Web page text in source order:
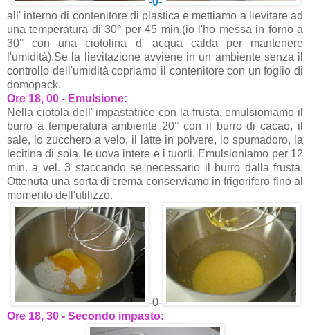
all' interno di contenitore di plastica e mettiamo a lievitare ad
una temperatura di 30° per 45 min.(io l'ho messa in forno a
30° con una ciotolina d' acqua calda per mantenere
l'umidità).Se la lievitazione avviene in un ambiente senza il
controllo dell'umidità copriamo il contenitore con un foglio di
domopack.
Ore 18, 00 - Emulsione:
Nella ciotola dell' impastatrice con la frusta, emulsioniamo il
burro a temperatura ambiente 20° con il burro di cacao, il
sale, lo zucchero a velo, il latte in polvere, lo spumadoro, la
lecitina di soia, le uova intere e i tuorli. Emulsioniamo per 12
min. a vel. 3 staccando se necessario il burro dalla frusta.
Ottenuta una sorta di crema conserviamo in frigorifero fino al
momento dell'utilizzo.
-0-
Ore 18, 30 - Secondo impasto: